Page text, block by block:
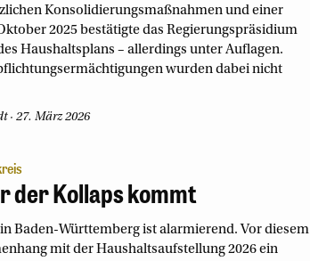
Konsolidierungsmaßnahmen und einer
2025 bestätigte das Regierungspräsidium
Haushaltsplans – allerdings unter Auflagen.
wurden dabei nicht
27. März 2026
der Kollaps kommt
Baden-Württemberg ist alarmierend. Vor diesem
mit der Haushaltsaufstellung 2026 ein